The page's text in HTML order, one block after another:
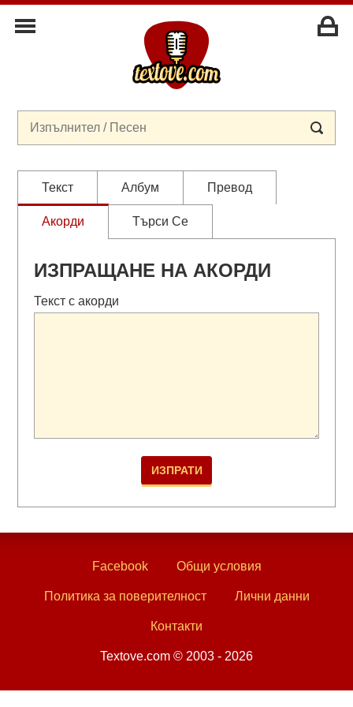
Текст Албум Превод
Акорди Търси Се
ИЗПРАЩАНЕ НА АКОРДИ
Текст с акорди
Facebook Общи условия
Политика за поверителност Лични данни
Контакти
Textove.com © 2003 - 2026